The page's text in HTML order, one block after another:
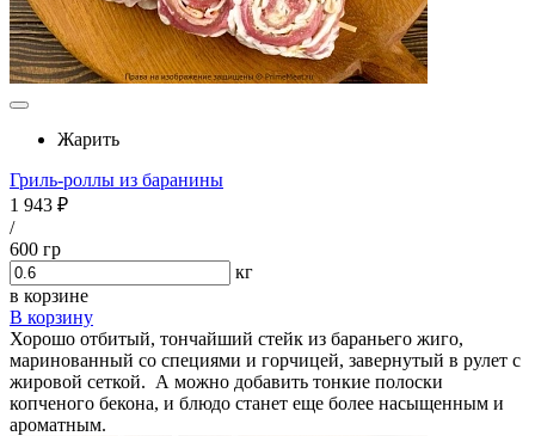
Жарить
Гриль-роллы из баранины
1 943 ₽
/
600 гр
кг
в корзине
В корзину
Хорошо отбитый, тончайший стейк из бараньего жиго,
маринованный со специями и горчицей, завернутый в рулет с
жировой сеткой. А можно добавить тонкие полоски
копченого бекона, и блюдо станет еще более насыщенным и
ароматным.